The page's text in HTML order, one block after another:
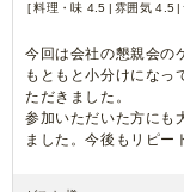
料理・味 4.5 雰囲気 4.5
今回は会社の懇親会の
もともと小分けになっ
ただきました。
参加いただいた方にも
ました。今後もリピー